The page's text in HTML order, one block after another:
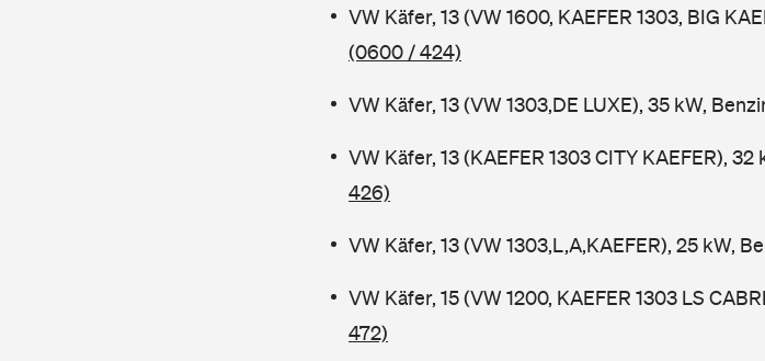
VW Käfer, 13 (VW 1600, KAEFER 1303, BIG
(0600 / 424)
VW Käfer, 13 (VW 1303,DE LUXE), 35 kW,
VW Käfer, 13 (KAEFER 1303 CITY KAEFER),
426)
VW Käfer, 13 (VW 1303,L,A,KAEFER), 25 kW,
VW Käfer, 15 (VW 1200, KAEFER 1303 LS
472)